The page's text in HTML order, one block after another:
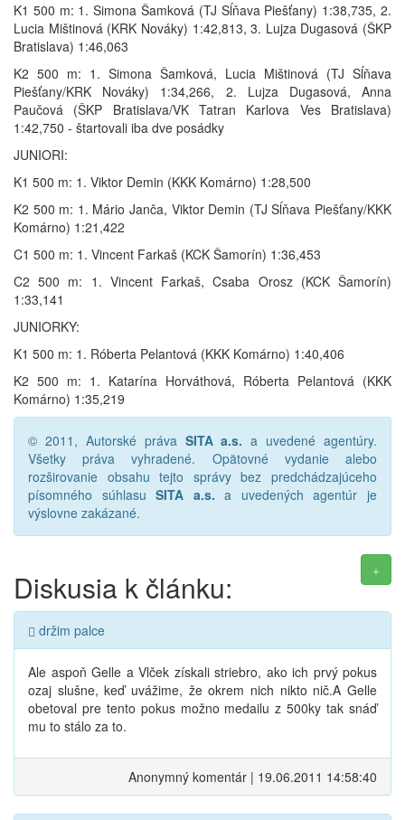
K1 500 m: 1. Simona Šamková (TJ Sĺňava Piešťany) 1:38,735, 2.
Lucia Mištinová (KRK Nováky) 1:42,813, 3. Lujza Dugasová (ŠKP
Bratislava) 1:46,063
K2 500 m: 1. Simona Šamková, Lucia Mištinová (TJ Sĺňava
Piešťany/KRK Nováky) 1:34,266, 2. Lujza Dugasová, Anna
Paučová (ŠKP Bratislava/VK Tatran Karlova Ves Bratislava)
1:42,750 - štartovali iba dve posádky
JUNIORI:
K1 500 m: 1. Viktor Demin (KKK Komárno) 1:28,500
K2 500 m: 1. Mário Janča, Viktor Demin (TJ Sĺňava Piešťany/KKK
Komárno) 1:21,422
C1 500 m: 1. Vincent Farkaš (KCK Šamorín) 1:36,453
C2 500 m: 1. Vincent Farkaš, Csaba Orosz (KCK Šamorín)
1:33,141
JUNIORKY:
K1 500 m: 1. Róberta Pelantová (KKK Komárno) 1:40,406
K2 500 m: 1. Katarína Horváthová, Róberta Pelantová (KKK
Komárno) 1:35,219
© 2011, Autorské práva SITA a.s. a uvedené agentúry.
Všetky práva vyhradené. Opätovné vydanie alebo
rozširovanie obsahu tejto správy bez predchádzajúceho
písomného súhlasuSITA a.s. a uvedených agentúr je
výslovne zakázané.
Diskusia k článku:
držim palce
Ale aspoň Gelle a Vlček získali striebro, ako ich prvý pokus
ozaj slušne, keď uvážime, že okrem nich nikto nič.A Gelle
obetoval pre tento pokus možno medailu z 500ky tak snáď
mu to stálo za to.
Anonymný komentár | 19.06.2011 14:58:40